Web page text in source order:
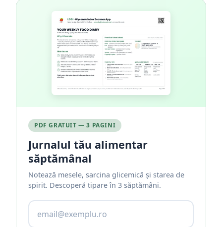
PDF GRATUIT — 3 PAGINI
Jurnalul tău alimentar
săptămânal
Notează mesele, sarcina glicemică și starea de
spirit. Descoperă tipare în 3 săptămâni.